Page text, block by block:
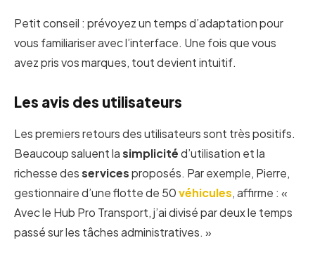
Petit conseil : prévoyez un temps d’adaptation pour
vous familiariser avec l’interface. Une fois que vous
avez pris vos marques, tout devient intuitif.
Les avis des utilisateurs
Les premiers retours des utilisateurs sont très positifs.
Beaucoup saluent lasimplicitéd’utilisation et la
richesse desservicesproposés. Par exemple, Pierre,
gestionnaire d’une flotte de 50véhicules, affirme : «
Avec le Hub Pro Transport, j’ai divisé par deux le temps
passé sur les tâches administratives. »